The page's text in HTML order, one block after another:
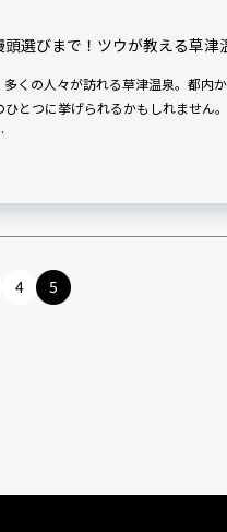
選びまで！ツウが教える草津
くの人々が訪れる草津温泉。都内
げられるかもしれません。 草津の最大の魅力
4 5